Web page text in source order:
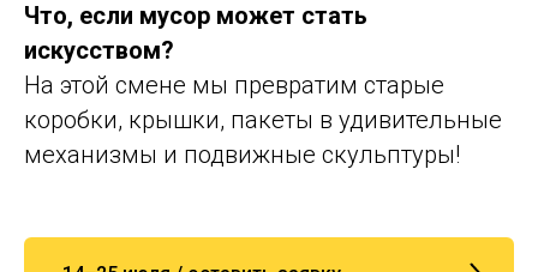
Что, если мусор может стать
искусством?
На этой смене мы превратим старые
коробки, крышки, пакеты в удивительные
механизмы и подвижные скульптуры!